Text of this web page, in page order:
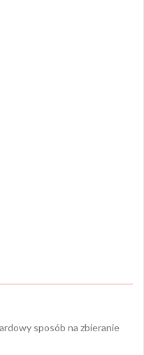
sposób na zbieranie